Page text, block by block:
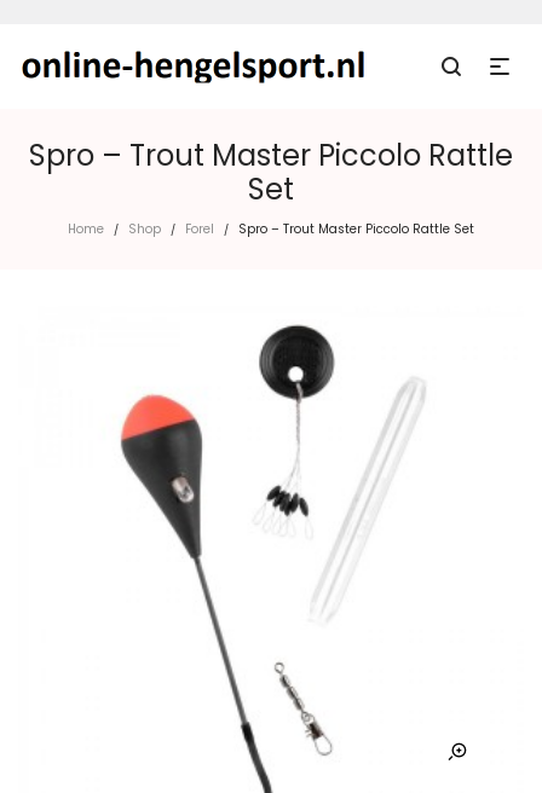
Spro – Trout Master Piccolo Rattle
Set
Home / Shop / Forel / Spro – Trout Master Piccolo Rattle Set